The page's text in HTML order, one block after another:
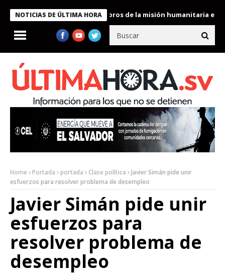
NOTICIAS DE ÚLTIMA HORA
Bukele condecora a miembros de la misión humanitaria enviada
Home Portada portada Clase política
Javier Simán pide unir
esfuerzos para resolver problema de desempleo
Javier Simán pide unir
esfuerzos para
resolver problema de
desempleo